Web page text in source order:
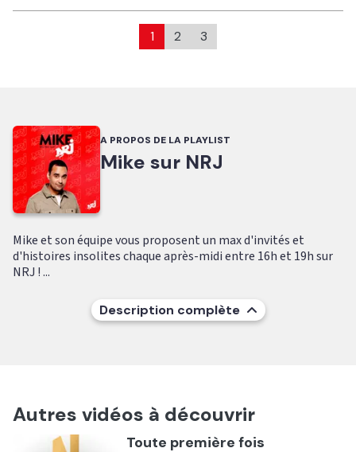
1 2 3
A PROPOS DE LA PLAYLIST
Mike sur NRJ
Mike et son équipe vous proposent un max d'invités et
d'histoires insolites chaque après-midi entre 16h et 19h sur
NRJ ! ...
Description complète
Autres vidéos à découvrir
Ecouter
Toute première fois